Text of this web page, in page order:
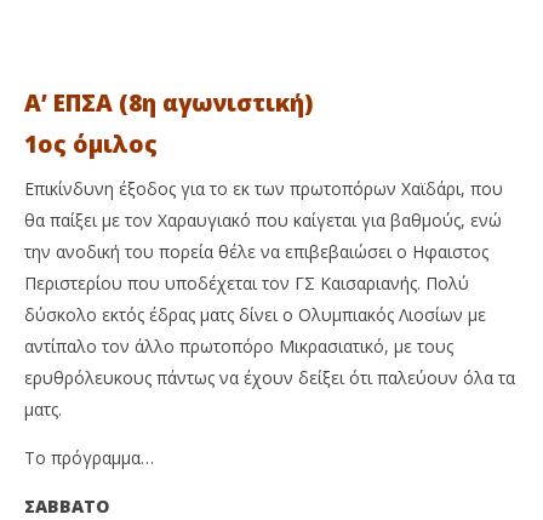
Α’ ΕΠΣΑ (8η αγωνιστική)
1ος όμιλος
Επικίνδυνη έξοδος για το εκ των πρωτοπόρων Χαϊδάρι, που
θα παίξει με τον Χαραυγιακό που καίγεται για βαθμούς, ενώ
την ανοδική του πορεία θέλε να επιβεβαιώσει ο Ηφαιστος
Περιστερίου που υποδέχεται τον ΓΣ Καισαριανής. Πολύ
δύσκολο εκτός έδρας ματς δίνει ο Ολυμπιακός Λιοσίων με
αντίπαλο τον άλλο πρωτοπόρο Μικρασιατικό, με τους
ερυθρόλευκους πάντως να έχουν δείξει ότι παλεύουν όλα τα
ματς.
Το πρόγραμμα…
ΣΑΒΒΑΤΟ